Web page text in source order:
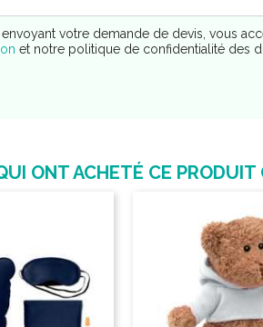
envoyant votre demande de devis, vous
et notre politique de confidentialité des
ONT ACHETÉ CE